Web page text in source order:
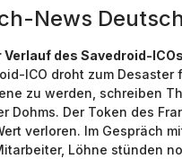
News
des Savedroid-
ICO droht zum Desaster
zu werden, schreiben
Dohms. Der Token des
verloren. Im Gespräch
Löhne stünden